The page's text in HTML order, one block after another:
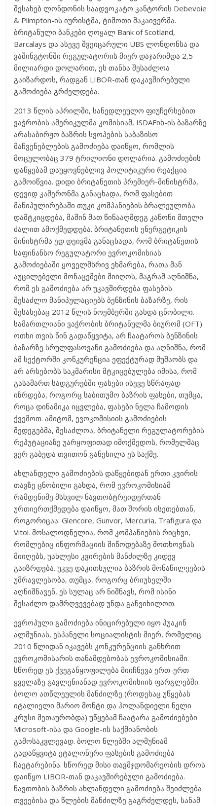
შესახებ ლონდონის საადვოკატო კანტორის Debevoie
& Plimpton-ის იურისტმა, ტიმოთი მაკაივერმა.
ბრიტანული ბანკები ღოყალ Bank of Scotland,
Barcalays და ასევე შვეიცარული UBS ლონდონსა და
ვაშინგტონში რეგულატორის მიერ დაჯარიმდა 2,5
მილიარდი დოლარით, ეს თანხა შესაძლოა
გაიზარდოს, რადგან LIBOR-თან დაკავშირებული
გამოძიება გრძელდება.
2013 წლის აპრილში, სანედლეულო ფიუჩერსებით
ვაჭრობის ამერიკულმა კომისიამ, ISDAFიხ-ის ბაზარზე
არასაბირჟო ბაზრის სვოპების საბაზისო
მაჩვენებლების გამოძიება დაიწყო, რომლის
მოცულობაც 379 ტრილიონი დოლარია. გამოძიების
დაწყებამ დაუყოვნებლივ პოლიტიკური რეაქცია
გამოიწვია. დიდი ბრიტანეთის პრემიერ-მინისტრმა,
დევიდ კამერონმა განაცხადა, რომ ფასებით
მანიპულირებაში თუკი კომპანიების ბრალეულობა
დამტკიცდება, მაშინ მათ წინააღმდეგ კანონი მთელი
ძალით ამოქმედდება. ბრიტანეთის ენერგეტიკის
მინისტრმა ედ დეივმა განაცხადა, რომ ბრიტანეთის
საფინანსო რეგულატორი ევროკომისიას
გამოძიებაში ყოველმხრივ ეხმარება, რათა მან
აუცილებელი მონაცემები მიიღოს, მაგრამ აღნიშნა,
რომ ეს გამოძიება არ უკავშირდება ფასების
შესაძლო მანიპულაციებს ბენზინის ბაზარზე, რის
შესახებაც 2012 წლის ნოემბერში გახდა ცნობილი.
სამართლიანი ვაჭრობის ბრიტანულმა ბიურომ (OFT)
ოთხი თვის წინ გადაწყვიტა, არ ჩაატაროს ბენზინის
ბაზარზე სრულფასოვანი გამოძიება და აღნიშნა, რომ
ამ სექტორში კონკურენცია ეფექტურად მუშაობს და
არ არსებობს საკმარისი მტკიცებულება იმისა, რომ
გასამართ სადგურებში ფასები ისევე სწრაფად
იზრდება, როგორც საბითუმო ბაზრის ფასები, თუმცა,
როცა დინამიკა იცვლება, ფასები ნელა ჩამოდის
ქვემოთ. ამიტომ, ევოკომისიის გამოძიების
შედეგებმა, შესაძლოა, ბრიტანელი რეგულატორების
რეპუტაციაზე უარყოფითად იმოქმედოს, რომელმაც
ვერ გაბედა თვითონ განეხილა ეს საქმე.
ახლანდელი გამოძიების დაწყებიდან ერთი კვირის
თავზე ცნობილი გახდა, რომ ევროკომისიამ
რამდენიმე მსხვილ ნავთობტრეიდერთან
ურთიერთქმედება დაიწყო, მათ შორის ისეთებთან,
როგორიცაა: Glencore, Gunvor, Mercuria, Trafigura და
Vitol. მოსალოდნელია, რომ კომპანიების რიცხვი,
რომლებიც ინფორმაციის მიწოდებაზე მოთხოვნას
მიიღებს, უახლესი კვირების მანძილზე კიდევ
გაიზრდება. უკვე დაკითხულია ბაზრის მონაწილეების
უმრავლესობა, თუმცა, როგორც ბრიუსელში
აღნიშნავენ, ეს სულაც არ ნიშნავს, რომ ისინი
შესაძლო დამრღვევებად უნდა განვიხილოთ.
ევროპული გამოძიება ინიცირებული იყო ჰუაკინ
ალმუნიას, ესპანელი სოციალისტის მიერ, რომელიც
2010 წლიდან იკავებს კონკურენციის განხრით
ევროკომისარის თანამდებობას ევროკომისიაში.
სწორედ ეს ქვეგანყოფილება მიიჩნევა ერთ-ერთ
ყველაზე გავლენიანად ევროკომისიის ფარგლებში.
ბოლო ათწლეულის მანძილზე (როდესაც უწყებას
იტალიელი მარიო მონტი და ჰოლანდიელი ნელი
კრუსი მეთაურობდა) უწყებამ ჩაატარა გამოძიებები
Microsoft-ისა და Google-ის საქმიანობის
გამოსაკვლევად. ბოლო წლებში ალმუნიამ
გადაწყვიტა ეტალონური ფასების გამოძიება
ჩაეტარებინა. სწორედ მისი თავმჯდომარეობის დროს
დაიწყო LIBOR-თან დაკავშირებული გამოძიება.
ნავთობის ბაზრის ახლანდელი გამოძიება შეიძლება
თვეებისა და წლების მანძილზე გაგრძელდეს, სანამ